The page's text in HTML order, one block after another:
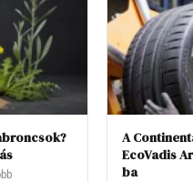
A
EcoVadis
ba